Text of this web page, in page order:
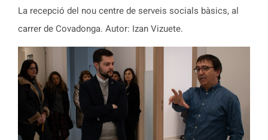
La recepció del nou centre de serveis socials bàsics, al
carrer de Covadonga. Autor: Izan Vizuete.